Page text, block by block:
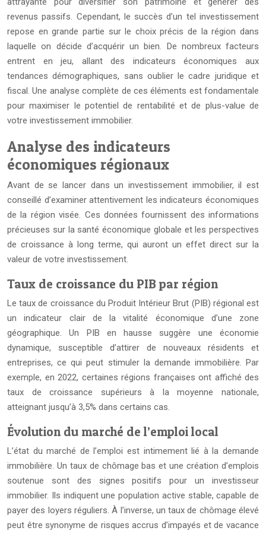
revenus passifs. Cependant, le succès d’un tel investissement
repose en grande partie sur le choix précis de la région dans
laquelle on décide d’acquérir un bien. De nombreux facteurs
entrent en jeu, allant des indicateurs économiques aux
tendances démographiques, sans oublier le cadre juridique et
fiscal. Une analyse complète de ces éléments est fondamentale
pour maximiser le potentiel de rentabilité et de plus-value de
votre investissement immobilier.
Analyse des indicateurs
économiques régionaux
Avant de se lancer dans un investissement immobilier, il est
conseillé d’examiner attentivement les indicateurs économiques
de la région visée. Ces données fournissent des informations
précieuses sur la santé économique globale et les perspectives
de croissance à long terme, qui auront un effet direct sur la
valeur de votre investissement.
Taux de croissance du PIB par région
Le taux de croissance du Produit Intérieur Brut (PIB) régional est
un indicateur clair de la vitalité économique d’une zone
géographique. Un PIB en hausse suggère une économie
dynamique, susceptible d’attirer de nouveaux résidents et
entreprises, ce qui peut stimuler la demande immobilière. Par
exemple, en 2022, certaines régions françaises ont affiché des
taux de croissance supérieurs à la moyenne nationale,
atteignant jusqu’à 3,5% dans certains cas.
Évolution du marché de l’emploi local
L’état du marché de l’emploi est intimement lié à la demande
immobilière. Un taux de chômage bas et une création d’emplois
soutenue sont des signes positifs pour un investisseur
immobilier. Ils indiquent une population active stable, capable de
payer des loyers réguliers. À l’inverse, un taux de chômage élevé
peut être synonyme de risques accrus d’impayés et de vacance